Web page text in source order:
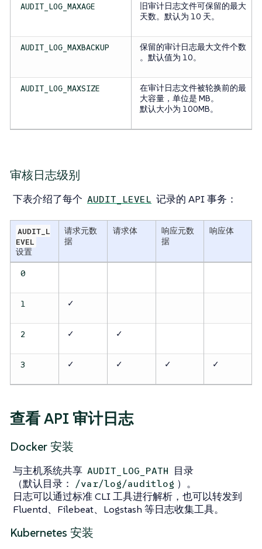
AUDIT_LOG_MAXAGE
旧审计日志文件可保留的最大
天数。默认为 10 天。
AUDIT_LOG_MAXBACKUP
保留的审计日志最大文件个数
。默认值为 10。
AUDIT_LOG_MAXSIZE
在审计日志文件被轮换前的最
大容量，单位是 MB。
默认大小为 100MB。
审核日志级别
下表介绍了每个 AUDIT_LEVEL 记录的 API 事务：
AUDIT_L
EVEL
设置
请求元数
据
请求体
响应元数
据
响应体
0
1 ✓
2 ✓ ✓
3 ✓ ✓ ✓ ✓
查看 API 审计日志
Docker 安装
与主机系统共享 AUDIT_LOG_PATH 目录
（默认目录：
/var/log/auditlog ）。
日志可以通过标准 CLI 工具进行解析，也可以转发到
Fluentd、Filebeat、Logstash 等日志收集工具。
Kubernetes 安装